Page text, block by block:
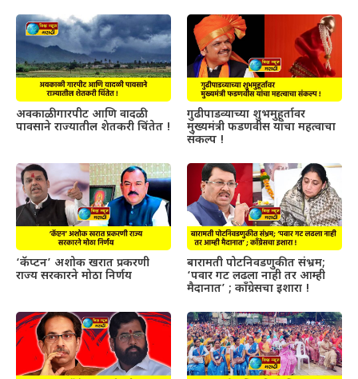
अवकाळी गारपीट आणि वादळी
पावसाने राज्यातील शेतकरी चिंतेत !
गुढीपाडव्याच्या शुभमुहूर्तावर
मुख्यमंत्री फडणवीस यांचा महत्वाचा
संकल्प !
‘कॅप्टन’ अशोक खरात प्रकरणी
राज्य सरकारने मोठा निर्णय
बारामती पोटनिवडणुकीत संभ्रम;
‘पवार गट लढला नाही तर आम्ही
मैदानात’ ; काँग्रेसचा इशारा !